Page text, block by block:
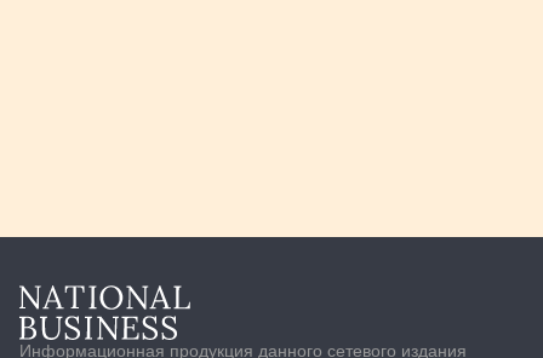
Информационная продукция данного сетевого издания